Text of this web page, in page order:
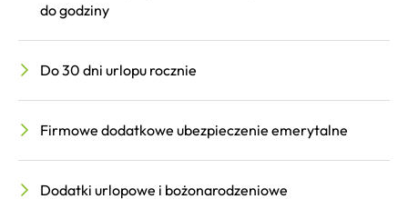
do godziny
Do 30 dni urlopu rocznie
Firmowe dodatkowe ubezpieczenie emerytalne
Dodatki urlopowe i bożonarodzeniowe